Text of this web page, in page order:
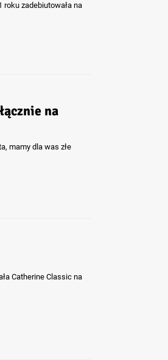
roku zadebiutowała na
na
mamy dla was złe
Catherine Classic na